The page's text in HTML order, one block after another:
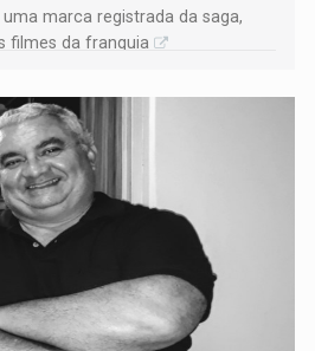
marca registrada da saga,
filmes da franquia